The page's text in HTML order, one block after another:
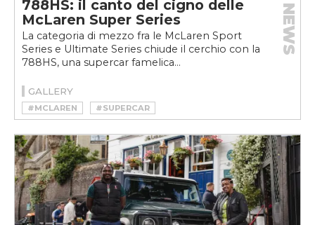
788HS: il canto del cigno delle
McLaren Super Series
La categoria di mezzo fra le McLaren Sport
Series e Ultimate Series chiude il cerchio con la
788HS, una supercar famelica...
NEWS
GALLERY
#MCLAREN #SUPERCAR